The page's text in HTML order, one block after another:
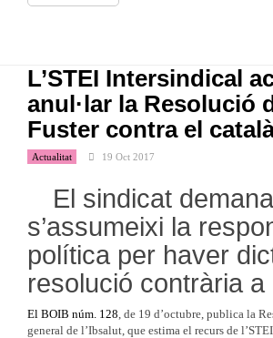
L’STEI Intersindical
anul·lar la Resolució
Fuster contra el
Actualitat 19 Oct 2017
El sindicat
s’assumeixi la
política per haver
resolució contrària a
El BOIB núm. 128, de 19 d’octubre, publica la
general de l’Ibsalut, que estima el recurs de